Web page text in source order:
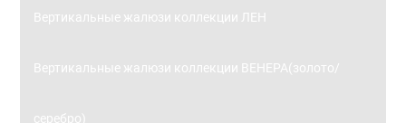
Вертикальные жалюзи коллекции ЛЕН
Вертикальные жалюзи коллекции ВЕНЕРА(золото/
серебро)